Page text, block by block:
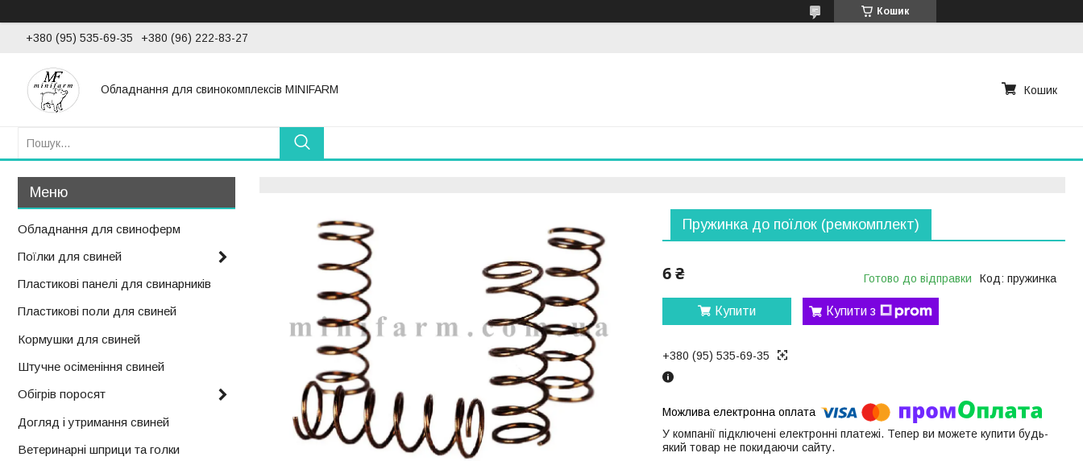
Кошик
+380 (95) 535-69-35 +380 (96) 222-83-27
Обладнання для свинокомплексів MINIFARM Кошик
Пружинка до поїлок (ремкомплект)
6 ₴ Готово до відправки Код: пружинка
Купити Купити з
+380 (95) 535-69-35
У компанії підключені електронні платежі. Тепер ви можете купити будь-
який товар не покидаючи сайту.
Обладнання для свиноферм
Поїлки для свиней
Пластикові панелі для свинарників
Пластикові поли для свиней
Кормушки для свиней
Штучне осіменіння свиней
Обігрів поросят
Догляд і утримання свиней
Ветеринарні шприци та голки